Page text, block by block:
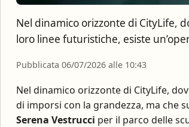
Nel dinamico orizzonte di CityLife,
loro linee futuristiche, esiste
Pubblicata 06/07/2026 alle 10:43
Nel dinamico orizzonte di CityLife,
di imporsi con la grandezza, ma che
Serena Vestrucci per il parco delle